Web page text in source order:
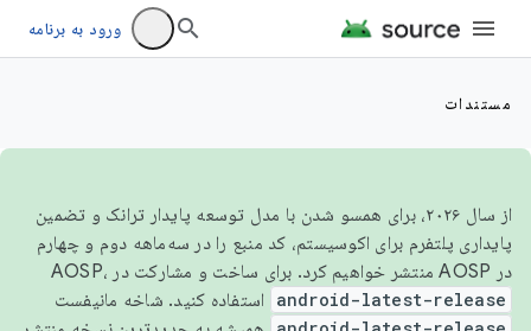
ورود به برنامه
مستندات
از سال ۲۰۲۶، برای همسو شدن با مدل توسعه پایدار ترانک و تضمین
پایداری پلتفرم برای اکوسیستم، کد منبع را در سه‌ماهه دوم و چهارم
در AOSP منتشر خواهیم کرد. برای ساخت و مشارکت در AOSP،
android-latest-release استفاده کنید. شاخه مانیفست